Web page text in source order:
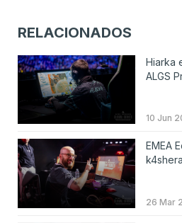
RELACIONADOS
Hiarka
ALGS
10 Jun
EMEA
26 Mar